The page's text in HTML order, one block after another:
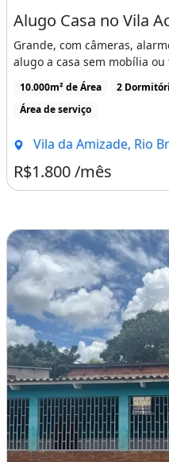
Alugo Casa no Vila
Grande, com câmeras,
alugo a casa sem mobília
10.000m² de Área 2
Área de serviço
Vila da Amizade, Rio
R$1.800 /mês